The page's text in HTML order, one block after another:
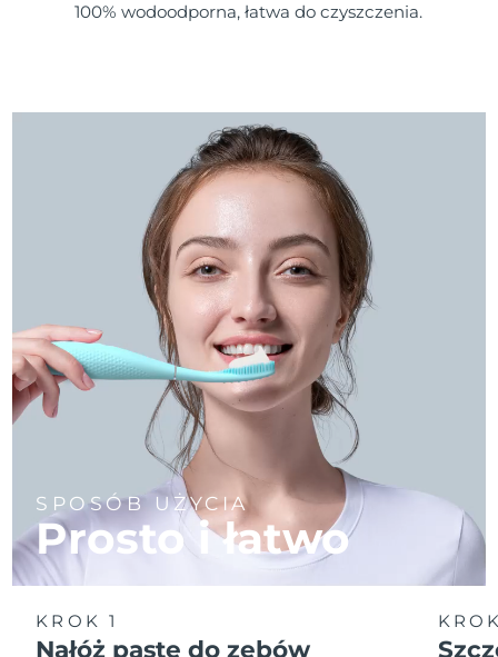
100% wodoodporna, łatwa do czyszczenia.
SPOSÓB UŻYCIA
Prosto i łatwo
KROK 1
Nałóż pastę do zębów